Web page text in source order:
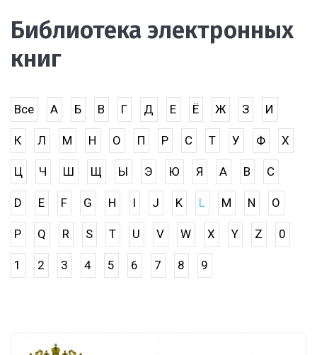
Библиотека электронных
книг
Все А Б В Г Д Е Ё Ж З И
К Л М Н О П Р С Т У Ф Х
Ц Ч Ш Щ Ы Э Ю Я A B C
D E F G H I J K L M N O
P Q R S T U V W X Y Z 0
1 2 3 4 5 6 7 8 9